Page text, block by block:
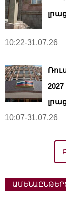
10:22-31.07.26
10:07-31.07.26